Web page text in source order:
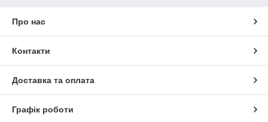
Про нас
Контакти
Доставка та оплата
Графік роботи